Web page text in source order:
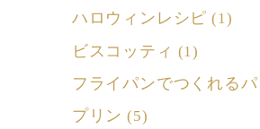
ハロウィンレシピ (1)
ビスコッティ (1)
フライパンでつくれるパ
プリン (5)